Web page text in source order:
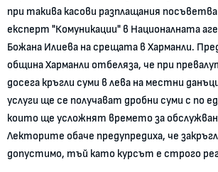
при такива касови разплащания
експерт "Комуникации" в Националната
Божана Илиева на срещата в Харманли.
община Харманли отбеляза, че при
досега кръгли суми в лева на местни
услуги ще се получават дробни суми с по
които ще усложнят времето за
Лекторите обаче предупредиха, че
допустимо, тъй като курсът е строго